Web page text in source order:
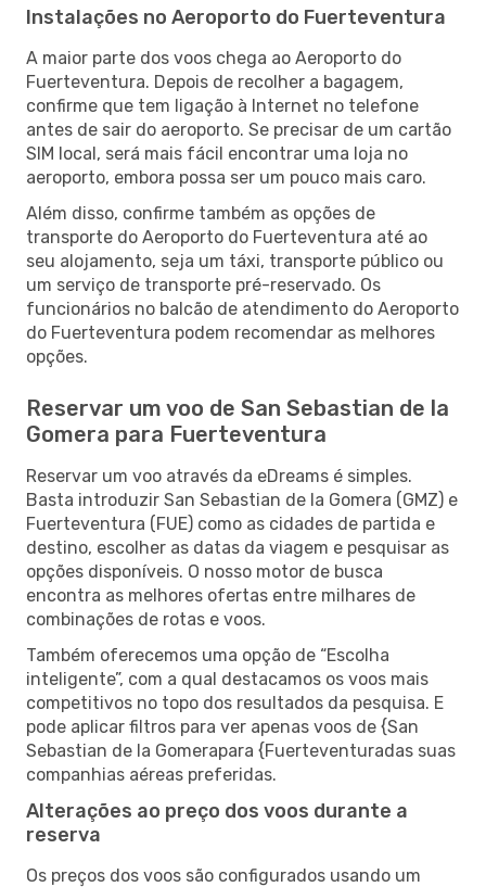
Instalações no Aeroporto do Fuerteventura
A maior parte dos voos chega ao Aeroporto do
Fuerteventura. Depois de recolher a bagagem,
confirme que tem ligação à Internet no telefone
antes de sair do aeroporto. Se precisar de um cartão
SIM local, será mais fácil encontrar uma loja no
aeroporto, embora possa ser um pouco mais caro.
Além disso, confirme também as opções de
transporte do Aeroporto do Fuerteventura até ao
seu alojamento, seja um táxi, transporte público ou
um serviço de transporte pré-reservado. Os
funcionários no balcão de atendimento do Aeroporto
do Fuerteventura podem recomendar as melhores
opções.
Reservar um voo de San Sebastian de la
Gomera para Fuerteventura
Reservar um voo através da eDreams é simples.
Basta introduzir San Sebastian de la Gomera (GMZ) e
Fuerteventura (FUE) como as cidades de partida e
destino, escolher as datas da viagem e pesquisar as
opções disponíveis. O nosso motor de busca
encontra as melhores ofertas entre milhares de
combinações de rotas e voos.
Também oferecemos uma opção de “Escolha
inteligente”, com a qual destacamos os voos mais
competitivos no topo dos resultados da pesquisa. E
pode aplicar filtros para ver apenas voos de {San
Sebastian de la Gomerapara {Fuerteventuradas suas
companhias aéreas preferidas.
Alterações ao preço dos voos durante a
reserva
Os preços dos voos são configurados usando um